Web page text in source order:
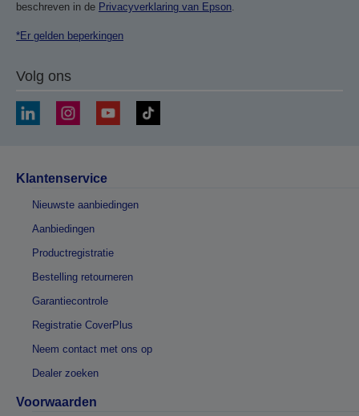
beschreven in de Privacyverklaring van Epson.
*Er gelden beperkingen
Volg ons
Klantenservice
Nieuwste aanbiedingen
Aanbiedingen
Productregistratie
Bestelling retourneren
Garantiecontrole
Registratie CoverPlus
Neem contact met ons op
Dealer zoeken
Voorwaarden